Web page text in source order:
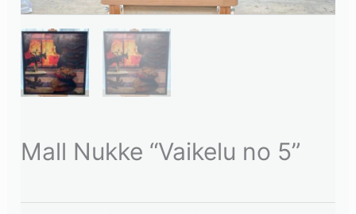
Mall Nukke “Vaikelu no 5”